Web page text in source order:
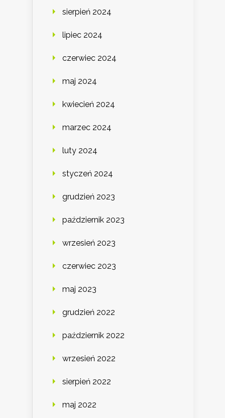
sierpień 2024
lipiec 2024
czerwiec 2024
maj 2024
kwiecień 2024
marzec 2024
luty 2024
styczeń 2024
grudzień 2023
październik 2023
wrzesień 2023
czerwiec 2023
maj 2023
grudzień 2022
październik 2022
wrzesień 2022
sierpień 2022
maj 2022